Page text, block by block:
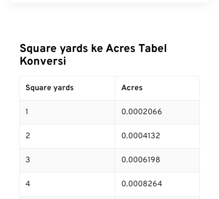
Square yards ke Acres Tabel
Konversi
Square yards Acres
1 0.0002066
2 0.0004132
3 0.0006198
4 0.0008264